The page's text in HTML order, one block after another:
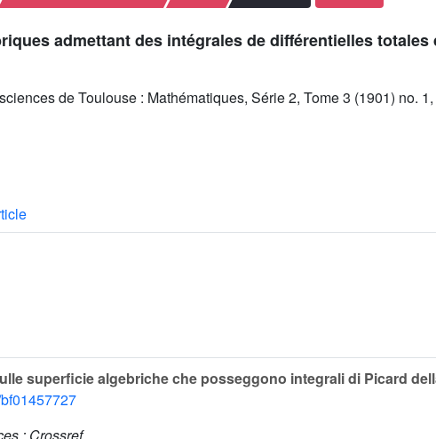
admettant des intégrales de différentielles totales
de Toulouse : Mathématiques, Série 2, Tome 3 (1901) no.
superficie algebriche che posseggono integrali di Picard